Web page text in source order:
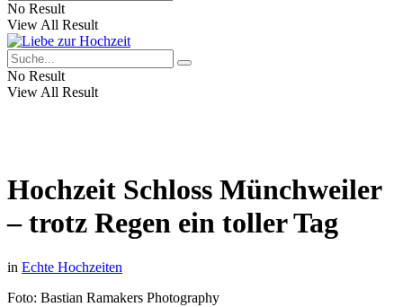
No Result
View All Result
No Result
View All Result
Hochzeit Schloss Münchweiler
– trotz Regen ein toller Tag
in Echte Hochzeiten
Foto: Bastian Ramakers Photography